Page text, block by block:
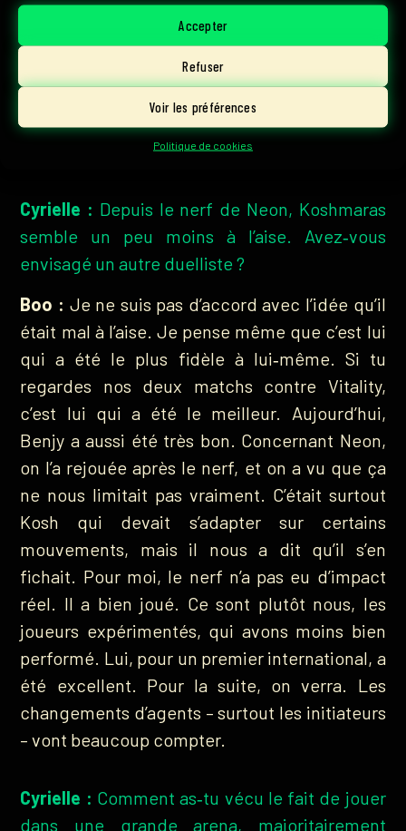
Accepter
Refuser
Voir les préférences
Politique de cookies
surtout qu’on n’a pas utilisé notre temps
comme il fallait. On a fait des choses inutiles,
s’est dissipé. Ce sont nos erreurs, pas celles du
Cyrielle : Depuis le nerf de Neon, Koshmaras
semble un peu moins à l’aise. Avez‑vous
envisagé un autre duelliste ?
Boo : Je ne suis pas d’accord avec l’idée qu’il
était mal à l’aise. Je pense même que c’est lui
qui a été le plus fidèle à lui‑même. Si tu
regardes nos deux matchs contre Vitality,
c’est lui qui a été le meilleur. Aujourd’hui,
Benjy a aussi été très bon. Concernant Neon,
on l’a rejouée après le nerf, et on a vu que ça
ne nous limitait pas vraiment. C’était surtout
Kosh qui devait s’adapter sur certains
mouvements, mais il nous a dit qu’il s’en
fichait. Pour moi, le nerf n’a pas eu d’impact
réel. Il a bien joué. Ce sont plutôt nous, les
joueurs expérimentés, qui avons moins bien
performé. Lui, pour un premier international, a
été excellent. Pour la suite, on verra. Les
changements d’agents – surtout les initiateurs
– vont beaucoup compter.
Cyrielle : Comment as‑tu vécu le fait de jouer
dans une grande arena, majoritairement